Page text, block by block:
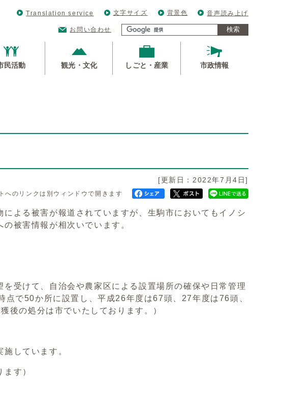
Translation service 文字サイズ 背景色 音声読み上げ
お問い合わせ 検索
民活動 観光・文化 しごと・産業 市政情報
[更新日：2022年7月4日]
へのリンクは別ウィンドウで開きます
よる被害が報道されていますが、生駒市においてもイノシ
被害情報が相次いでいます。
受けて、自治会や農家区による設置場所の確保や日常管理
で50か所に設置し、平成26年度は67頭、27年度は76頭、
後の処分は市でいたしております。）
しています。
す）